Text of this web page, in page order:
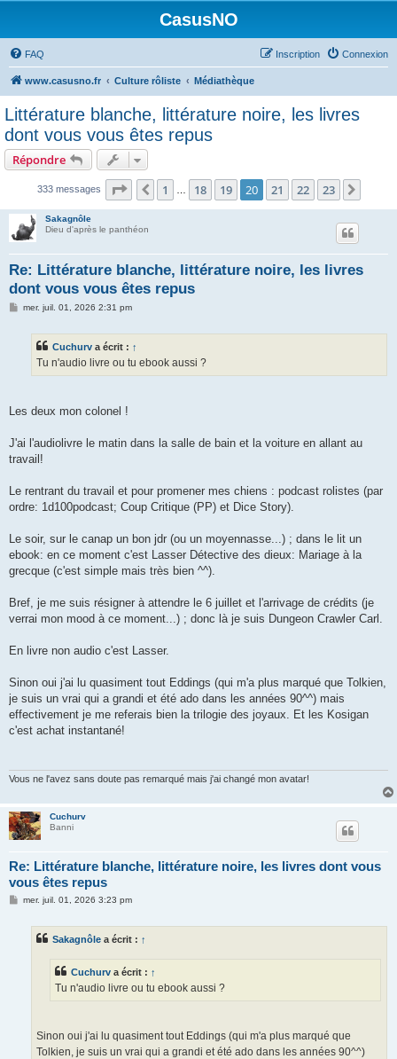
CasusNO
FAQ Connexion
Inscription
www.casusno.fr Culture rôliste Médiathèque
Littérature blanche, littérature noire, les livres
dont vous vous êtes repus
Répondre
333 messages Page 20 sur 23
Précédent
1 18 19 20 21 22 23
Sakagnôle
Dieu d'après le panthéon
Re: Littérature blanche, littérature noire, les livres
dont vous vous êtes repus
Mmer. juil. 01, 2026 2:31 pm
Cuchurv a écrit : ↑
Tu n'audio livre ou tu ebook aussi ?
Les deux mon colonel !
J'ai l'audiolivre le matin dans la salle de bain et la voiture en allant au
travail!
Le rentrant du travail et pour promener mes chiens : podcast rolistes (par
ordre: 1d100podcast; Coup Critique (PP) et Dice Story).
Le soir, sur le canap un bon jdr (ou un moyennasse...) ; dans le lit un
ebook: en ce moment c'est Lasser Détective des dieux: Mariage à la
grecque (c'est simple mais très bien ^^).
Bref, je me suis résigner à attendre le 6 juillet et l'arrivage de crédits (je
verrai mon mood à ce moment...) ; donc là je suis Dungeon Crawler Carl.
En livre non audio c'est Lasser.
Sinon oui j'ai lu quasiment tout Eddings (qui m'a plus marqué que Tolkien,
je suis un vrai qui a grandi et été ado dans les années 90^^) mais
effectivement je me referais bien la trilogie des joyaux. Et les Kosigan
c'est achat instantané!
Vous ne l'avez sans doute pas remarqué mais j'ai changé mon avatar!
Cuchurv
Banni
Re: Littérature blanche, littérature noire, les livres dont vous
vous êtes repus
Mmer. juil. 01, 2026 3:23 pm
Sakagnôle a écrit : ↑
Cuchurv a écrit : ↑
Tu n'audio livre ou tu ebook aussi ?
Sinon oui j'ai lu quasiment tout Eddings (qui m'a plus marqué que
Tolkien, je suis un vrai qui a grandi et été ado dans les années 90^^)